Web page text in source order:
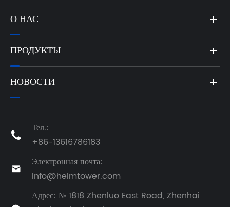
О НАС
ПРОДУКТЫ
НОВОСТИ

Тел.:
+86-13616786183

Электронная почта:
info@helmtower.com
Адрес: № 1818 Zhenluo East Road, Zhenhai